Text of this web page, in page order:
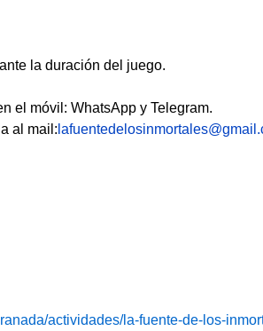
la duración del juego.
el móvil: WhatsApp y Telegram.
al mail:
actividades/la-fuente-de-los-